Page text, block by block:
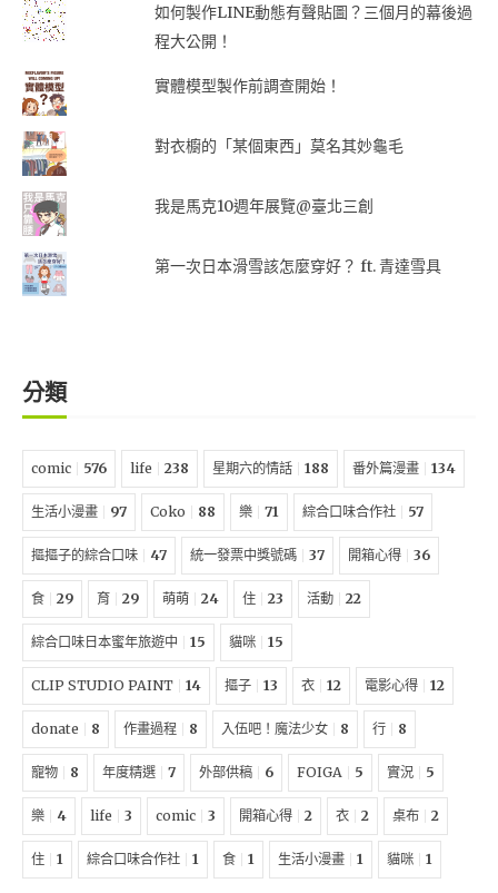
如何製作LINE動態有聲貼圖？三個月的幕後過
程大公開！
實體模型製作前調查開始！
對衣櫥的「某個東西」莫名其妙龜毛
我是馬克10週年展覽@臺北三創
第一次日本滑雪該怎麼穿好？ ft. 青達雪具
分類
comic 576 life 238 星期六的情話 188 番外篇漫畫 134
生活小漫畫 97 Coko 88 樂 71 綜合口味合作社 57
摳摳子的綜合口味 47 統一發票中獎號碼 37 開箱心得 36
食 29 育 29 萌萌 24 住 23 活動 22
綜合口味日本蜜年旅遊中 15 貓咪 15
CLIP STUDIO PAINT 14 摳子 13 衣 12 電影心得 12
donate 8 作畫過程 8 入伍吧！魔法少女 8 行 8
寵物 8 年度精選 7 外部供稿 6 FOIGA 5 實況 5
樂 4 life 3 comic 3 開箱心得 2 衣 2 桌布 2
住 1 綜合口味合作社 1 食 1 生活小漫畫 1 貓咪 1